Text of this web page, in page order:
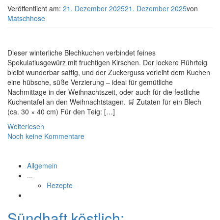
Veröffentlicht am: 21. Dezember 202521. Dezember 2025von
Matschhose
Dieser winterliche Blechkuchen verbindet feines
Spekulatiusgewürz mit fruchtigen Kirschen. Der lockere Rührteig
bleibt wunderbar saftig, und der Zuckerguss verleiht dem Kuchen
eine hübsche, süße Verzierung – ideal für gemütliche
Nachmittage in der Weihnachtszeit, oder auch für die festliche
Kuchentafel an den Weihnachtstagen. 🛒 Zutaten für ein Blech
(ca. 30 × 40 cm) Für den Teig: […]
Weiterlesen
Noch keine Kommentare
Allgemein
...
Rezepte